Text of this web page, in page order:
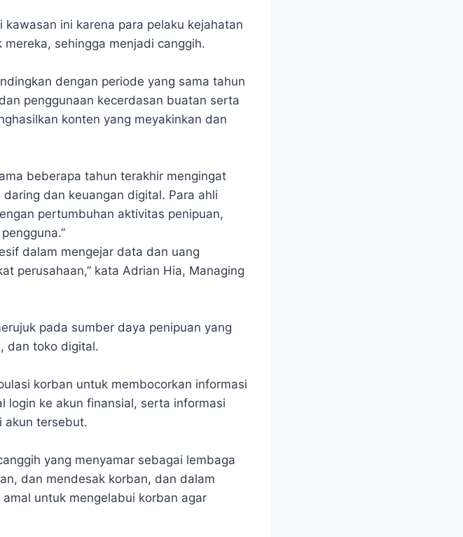
ini karena para pelaku kejahatan
sehingga menjadi canggih.
dengan periode yang sama tahun
penggunaan kecerdasan buatan serta
konten yang meyakinkan dan
beberapa tahun terakhir mengingat
dan keuangan digital. Para ahli
pertumbuhan aktivitas penipuan,
dalam mengejar data dan uang
perusahaan,” kata Adrian Hia, Managing
pada sumber daya penipuan yang
dan toko digital.
korban untuk membocorkan informasi
login ke akun finansial, serta informasi
akun tersebut.
yang menyamar sebagai lembaga
dan mendesak korban, dan dalam
untuk mengelabui korban agar